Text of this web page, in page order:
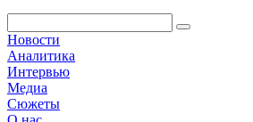
Новости
Аналитика
Интервью
Медиа
Сюжеты